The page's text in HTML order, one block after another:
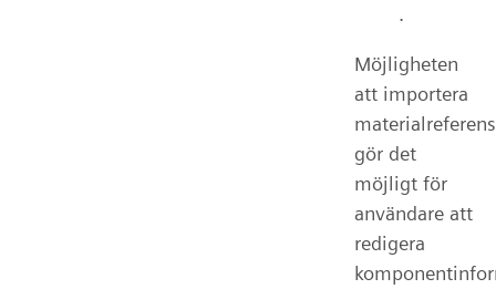
.
Möjligheten
att importera
gör det
möjligt för
användare att
redigera